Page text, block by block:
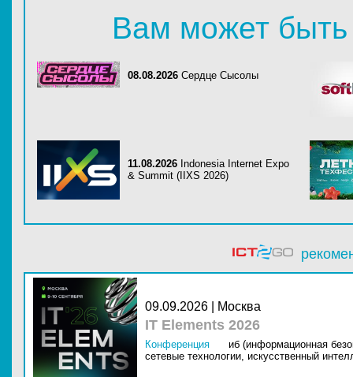
Вам может быть
08.08.2026 Сердце Сысолы
11.08.2026 Indonesia Internet Expo
& Summit (IIXS 2026)
09.09.2026 | Москва
IT Elements 2026
Конференция
иб (информационная
сетевые технологии, искусственный